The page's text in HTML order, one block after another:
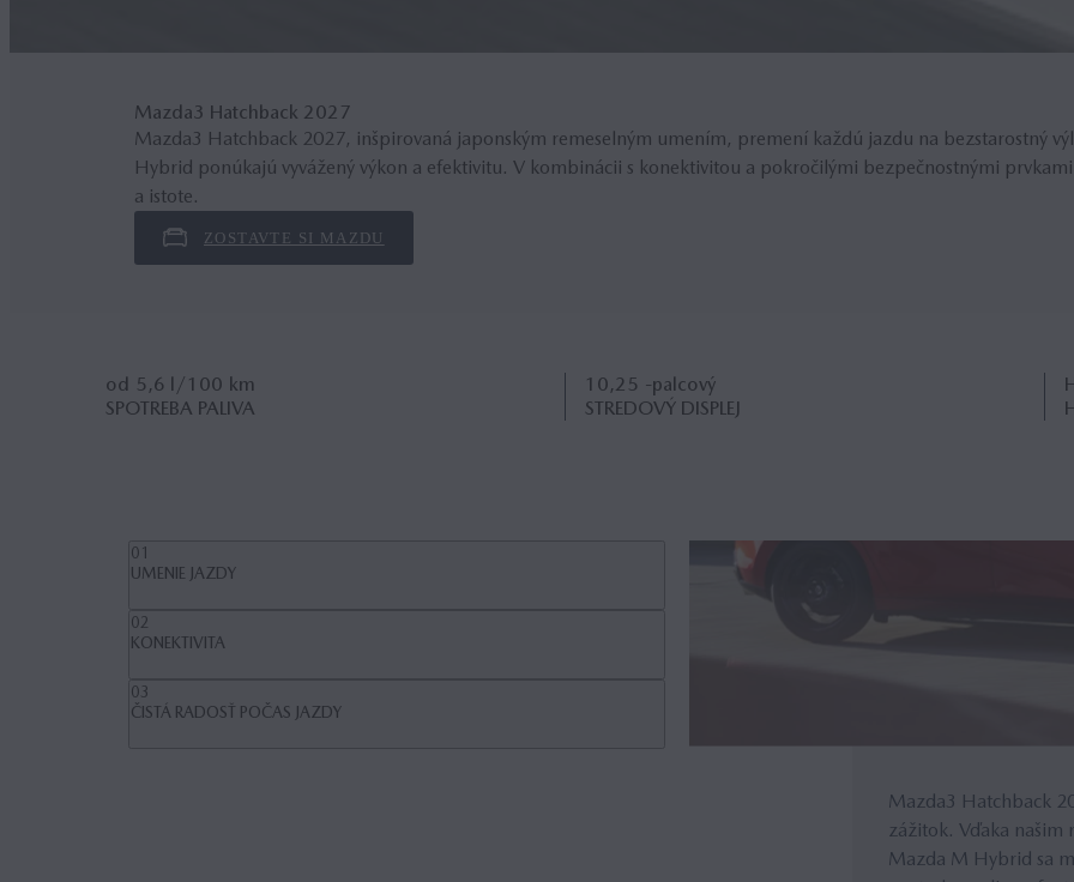
Mazda3 Hatchback 2027
Mazda3 Hatchback 2027, inšpirovaná japonským remeselným umením, premení každú jazdu na bezstarostný
Hybrid ponúkajú vyvážený výkon a efektivitu. V kombinácii s konektivitou a pokročilými bezpečnostnými
a istote.
ZOSTAVTE SI MAZDU
od 5,6 l/100 km
SPOTREBA PALIVA
10,25 -palcový
STREDOVÝ DISPLEJ
01
UMENIE JAZDY
02
KONEKTIVITA
03
ČISTÁ RADOSŤ POČAS JAZDY
Mazda3 Hatchback
Vďaka elegantnej línii
Mazda3 2027
zábavného systému.
ktoré sa viac
Mazda3 Hatchback
zážitok. Vďaka našim
Mazda M Hybrid sa